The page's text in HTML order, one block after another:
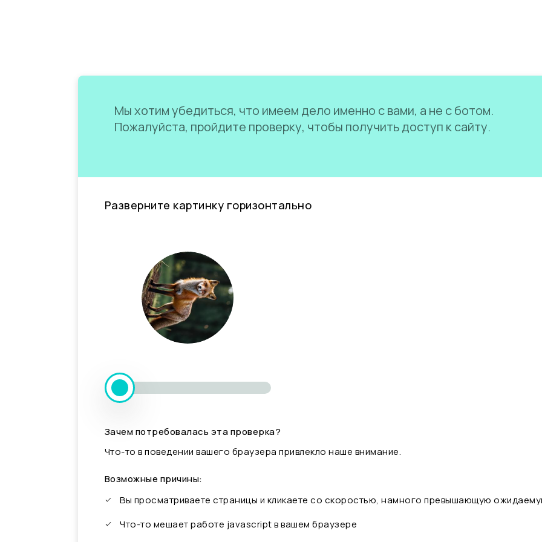
Мы хотим убедиться, что имеем дело именно с вами, а не с ботом.
Пожалуйста, пройдите проверку, чтобы получить доступ к сайту.
Разверните картинку горизонтально
Зачем потребовалась эта проверка?
Что-то в поведении вашего браузера привлекло наше внимание.
Возможные причины:
Вы просматриваете страницы и кликаете со скоростью, намного превышающую
Что-то мешает работе javascript в вашем браузере